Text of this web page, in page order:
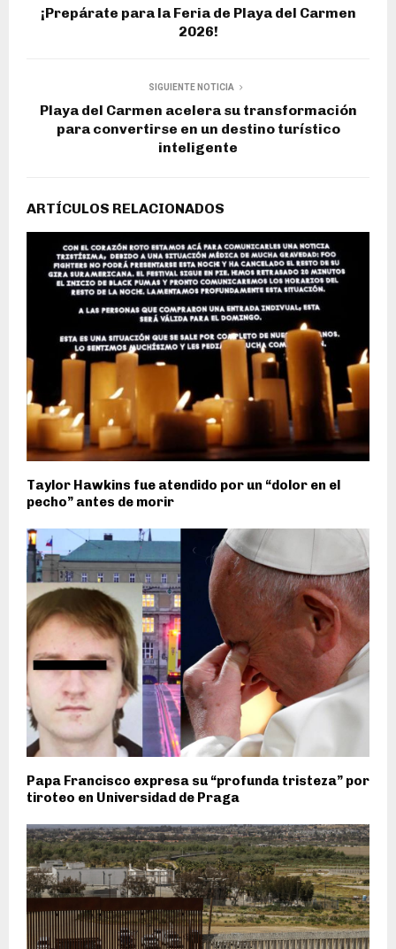
¡Prepárate para la Feria de Playa del Carmen
2026!
SIGUIENTE NOTICIA
Playa del Carmen acelera su transformación
para convertirse en un destino turístico
inteligente
ARTÍCULOS RELACIONADOS
Taylor Hawkins fue atendido por un “dolor en el
pecho” antes de morir
Papa Francisco expresa su “profunda tristeza” por
tiroteo en Universidad de Praga